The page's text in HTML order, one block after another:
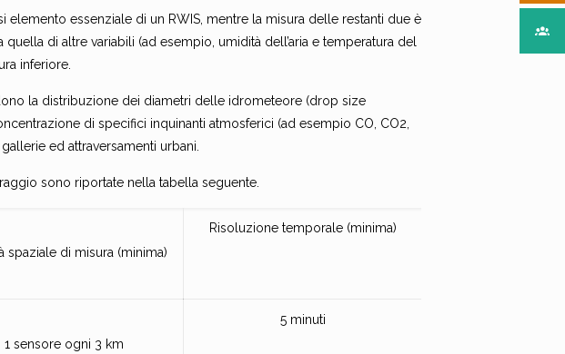
elemento essenziale di un RWIS, mentre la misura delle restanti due è
di altre variabili (ad esempio, umidità dell’aria e temperatura del
inferiore.
la distribuzione dei diametri delle idrometeore (drop size
di specifici inquinanti atmosferici (ad esempio CO, CO2,
ed attraversamenti urbani.
sono riportate nella tabella seguente.
spaziale di misura (minima)
Risoluzione temporale (minima)
1 sensore ogni 3 km
5 minuti